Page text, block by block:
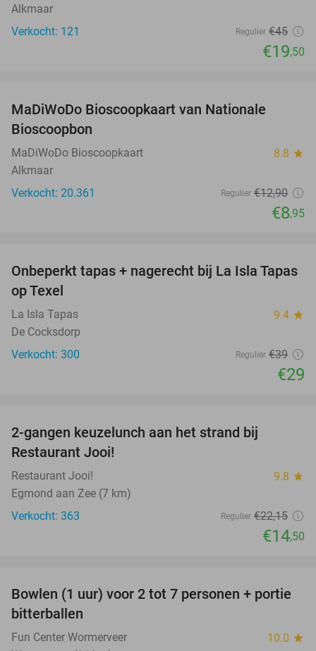
Alkmaar
Verkocht: 121
Regulier €45
€19,50
MaDiWoDo Bioscoopkaart van Nationale
Bioscoopbon
MaDiWoDo Bioscoopkaart 8.8 star
Alkmaar
Verkocht: 20.361
Regulier €12,90
€8,95
26%
Onbeperkt tapas + nagerecht bij La Isla Tapas
op Texel
La Isla Tapas 9.4 star
De Cocksdorp
Verkocht: 300
Regulier €39
€29
2-gangen keuzelunch aan het strand bij
Restaurant Jooi!
Restaurant Jooi! 9.8 star
Egmond aan Zee (7 km)
Verkocht: 363
Regulier €22,15
€14,50
37%
Bowlen (1 uur) voor 2 tot 7 personen + portie
bitterballen
Fun Center Wormerveer 10.0 star